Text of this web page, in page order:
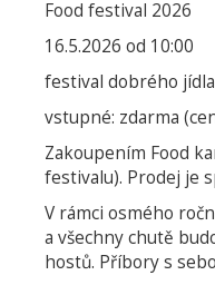
Food festival 2026
16.5.2026 od 10:00
festival dobrého
vstupné: zdarma
Zakoupením Food
festivalu). Prodej je
V rámci osmého
a všechny chutě
hostů. Příbory s